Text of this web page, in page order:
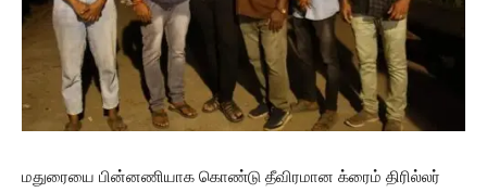
மதுரையை பின்னணியாக கொண்டு தீவிரமான க்ரைம் திரில்லர்